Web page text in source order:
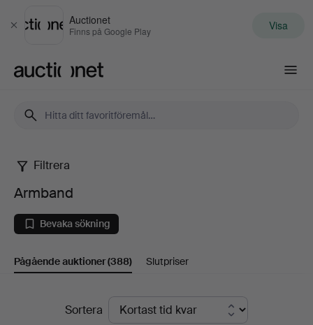
Stäng
Auctionet
Finns på Google Play Visa
Armband
Filtrera
Armband
Bevaka sökning
Pågående auktioner(388) Slutpriser
PågåendeSortera